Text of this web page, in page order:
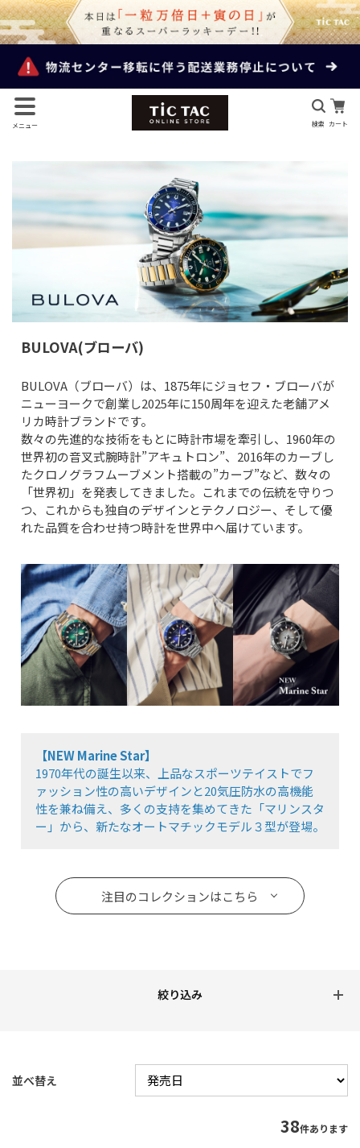
メニュー 検索 カート
BULOVA(ブローバ)
BULOVA（ブローバ）は、1875年にジョセフ・ブローバが
ニューヨークで創業し2025年に150周年を迎えた老舗アメ
リカ時計ブランドです。
数々の先進的な技術をもとに時計市場を牽引し、1960年の
世界初の音叉式腕時計”アキュトロン”、2016年のカーブし
たクロノグラフムーブメント搭載の”カーブ”など、数々の
「世界初」を発表してきました。これまでの伝統を守りつ
つ、これからも独自のデザインとテクノロジー、そして優
れた品質を合わせ持つ時計を世界中へ届けています。
【NEW Marine Star】
1970年代の誕生以来、上品なスポーツテイストでフ
ァッション性の高いデザインと20気圧防水の高機能
性を兼ね備え、多くの支持を集めてきた「マリンスタ
ー」から、新たなオートマチックモデル３型が登場。
注目のコレクションはこちら
並べ替え
38件あります